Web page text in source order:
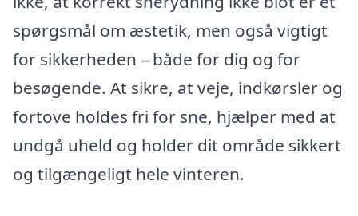
spørgsmål om æstetik, men også vigtigt
for sikkerheden – både for dig og for
besøgende. At sikre, at veje, indkørsler og
fortove holdes fri for sne, hjælper med at
undgå uheld og holder dit område sikkert
og tilgængeligt hele vinteren.